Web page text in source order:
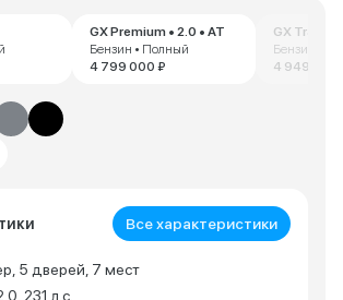
GX Premium • 2.0 • AT
Бензин • Полный
4 799 000 ₽
GX
Бензин •
4 949 000
Все характеристики
5 дверей, 7 мест
231 л.с.